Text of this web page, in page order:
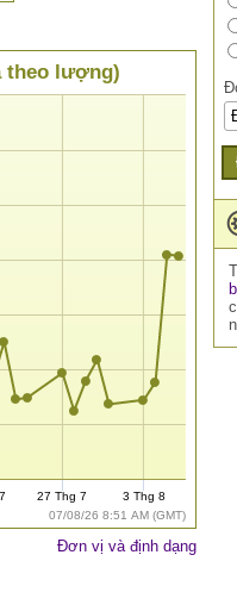
07/08/26 8:51 AM (GMT)
theo lượng)
27 Thg 7 3 Thg 8
Đơn vị và định dạng